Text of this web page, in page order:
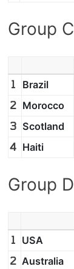
Group C
1 Brazil
2 Morocco
3 Scotland
4 Haiti
Group D
1 USA
2 Australia